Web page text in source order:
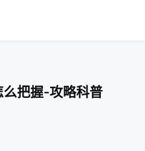
把握-攻略科普